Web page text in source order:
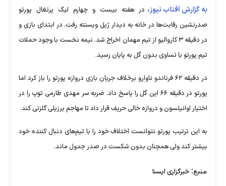
به گزارش آفتاب نیوز، در هفته بیست و چهارم لیگ پرتغال پورتو
صدرنشین رقابت‌ها در خانه به دیدار ژیل ویسنته رفت. در ابتدای بازی و
در دقیقه ۳ کاروالیو از تیم مهمان اخراج شد. نیمه نخست با وجود حملات
تیم پورتو با تساوی بدون گل به پایان رسید.
در دقیقه ۶۲ فرناندو ناوارو برخلاف جریان بازی دروازه پورتو را باز کرد اما
پورتو در دقیقه ۶۶ این گل را پاسخ داد. ضربه سر مهدی طارمی توپ را در
اختیار اوانیلسون و دروازه خالی حریف قرار داد تا مهاجم برزیلی گلزنی کند.
به این ترتیب پورتو نتوانست اختلاف خود را با تیم‌های دنبال کننده خود
بیشتر کند ولی همچنان بدون شکست در صدر جدول ماند.
منبع: خبرگزاری ایسنا